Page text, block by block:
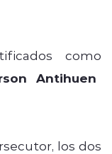
como
Antihuen
los dos